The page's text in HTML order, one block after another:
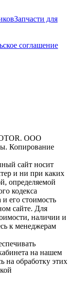
Запчасти для
соглашение
ООО
Копирование
сайт носит
и ни при каких
определяемой
кодекса
его стоимость
сайте. Для
наличии и
к менеджерам
на нашем
на обработку этих